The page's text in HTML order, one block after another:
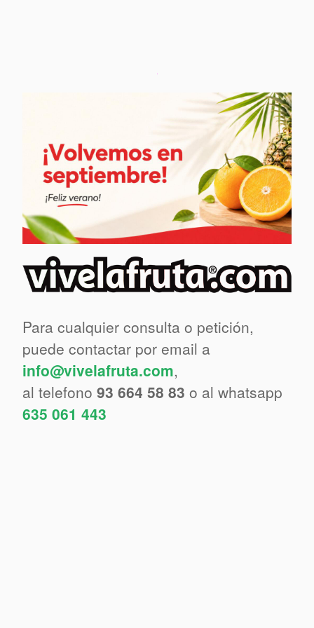
Para cualquier consulta o petición,
puede contactar por email a
info@vivelafruta.com,
al telefono 93 664 58 83 o al whatsapp
635 061 443